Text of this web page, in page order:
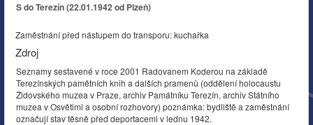
S do Terezín (22.01.1942 od Plzeň)
Zaměstnání před nástupem do transporu: kuchařka
Zdroj
Seznamy sestavené v roce 2001 Radovanem Koderou na základě
Terezínských pamětních knih a dalších pramenů (oddělení holocaustu
Židovského muzea v Praze, archiv Památníku Terezín, archiv Státního
muzea v Osvětimi a osobní rozhovory) poznámka: bydliště a zaměstnání
označují stav těsně před deportacemi v lednu 1942.